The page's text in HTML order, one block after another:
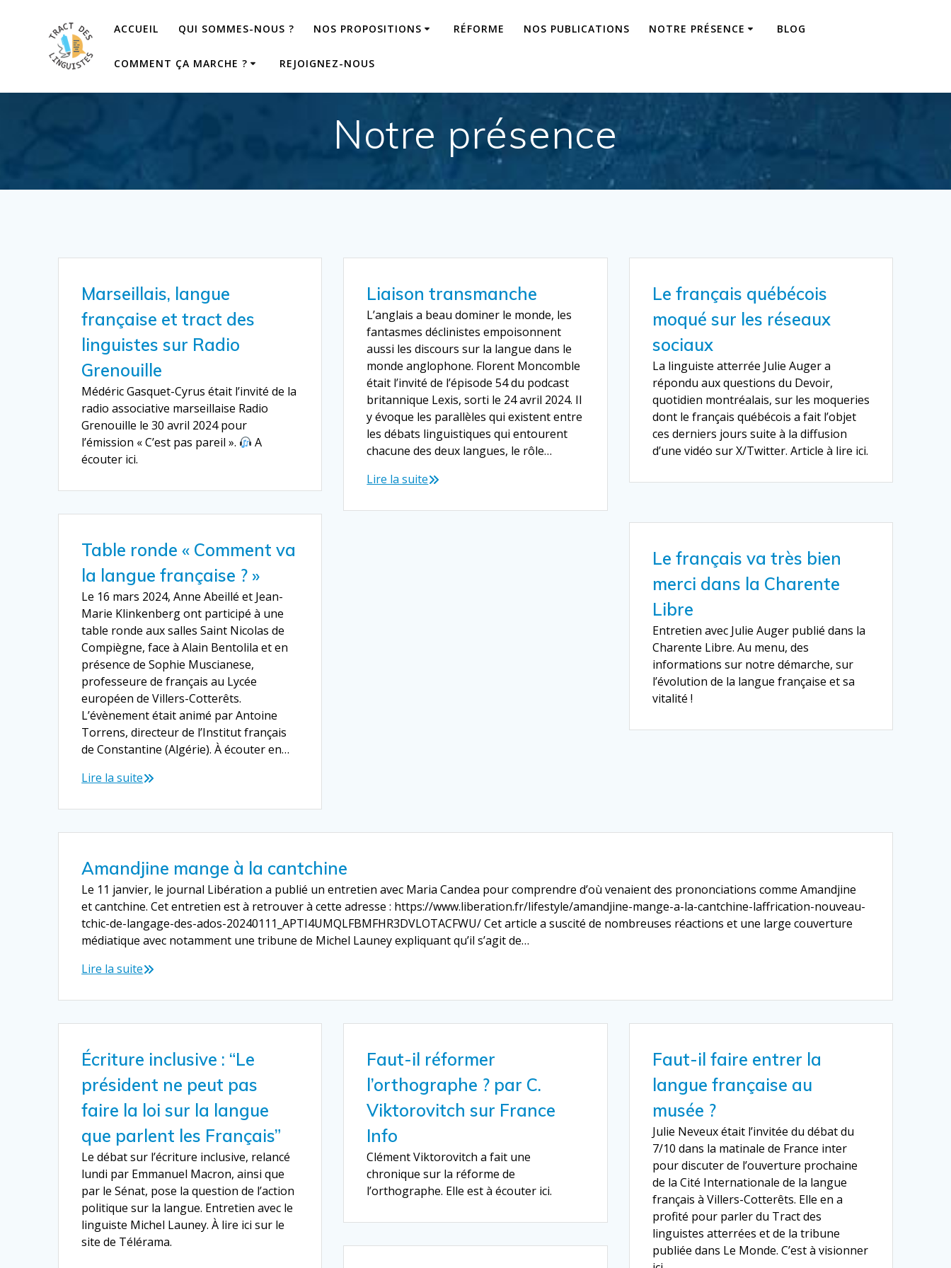
ACCUEIL QUI SOMMES-NOUS ? NOS PROPOSITIONS RÉFORME NOS PUBLICATIONS NOTRE PRÉSENCE BLOG
COMMENT ÇA MARCHE ? REJOIGNEZ-NOUS
Notre présence
Marseillais, langue
française et tract des
linguistes sur Radio
Grenouille
Médéric Gasquet-Cyrus était l’invité de la
radio associative marseillaise Radio
Grenouille le 30 avril 2024 pour
l’émission « C’est pas pareil ».
A
écouter ici.
Liaison transmanche
L’anglais a beau dominer le monde, les
fantasmes déclinistes empoisonnent
aussi les discours sur la langue dans le
monde anglophone. Florent Moncomble
était l’invité de l’épisode 54 du podcast
britannique Lexis, sorti le 24 avril 2024. Il
y évoque les parallèles qui existent entre
les débats linguistiques qui entourent
chacune des deux langues, le rôle…
Lire la suite
Le français québécois
moqué sur les réseaux
sociaux
La linguiste atterrée Julie Auger a
répondu aux questions du Devoir,
quotidien montréalais, sur les moqueries
dont le français québécois a fait l’objet
ces derniers jours suite à la diffusion
d’une vidéo sur X/Twitter. Article à lire ici.
Table ronde « Comment va
la langue française ? »
Le 16 mars 2024, Anne Abeillé et Jean-
Marie Klinkenberg ont participé à une
table ronde aux salles Saint Nicolas de
Compiègne, face à Alain Bentolila et en
présence de Sophie Muscianese,
professeure de français au Lycée
européen de Villers-Cotterêts.
L’évènement était animé par Antoine
Torrens, directeur de l’Institut français
de Constantine (Algérie). À écouter en…
Lire la suite
Le français va très bien
merci dans la Charente
Libre
Entretien avec Julie Auger publié dans la
Charente Libre. Au menu, des
informations sur notre démarche, sur
l’évolution de la langue française et sa
vitalité !
Amandjine mange à la cantchine
Le 11 janvier, le journal Libération a publié un entretien avec Maria Candea pour comprendre d’où venaient des prononciations comme Amandjine
et cantchine. Cet entretien est à retrouver à cette adresse : https://www.liberation.fr/lifestyle/amandjine-mange-a-la-cantchine-laffrication-nouveau-
tchic-de-langage-des-ados-20240111_APTI4UMQLFBMFHR3DVLOTACFWU/ Cet article a suscité de nombreuses réactions et une large couverture
médiatique avec notamment une tribune de Michel Launey expliquant qu’il s’agit de…
Lire la suite
Écriture inclusive : “Le
président ne peut pas
faire la loi sur la langue
que parlent les Français”
Le débat sur l’écriture inclusive, relancé
lundi par Emmanuel Macron, ainsi que
par le Sénat, pose la question de l’action
politique sur la langue. Entretien avec le
linguiste Michel Launey. À lire ici sur le
site de Télérama.
Faut-il réformer
l’orthographe ? par C.
Viktorovitch sur France
Info
Clément Viktorovitch a fait une
chronique sur la réforme de
l’orthographe. Elle est à écouter ici.
Faut-il faire entrer la
langue française au
musée ?
Julie Neveux était l’invitée du débat du
7/10 dans la matinale de France inter
pour discuter de l’ouverture prochaine
de la Cité Internationale de la langue
français à Villers-Cotterêts. Elle en a
profité pour parler du Tract des
linguistes atterrées et de la tribune
publiée dans Le Monde. C’est à visionner